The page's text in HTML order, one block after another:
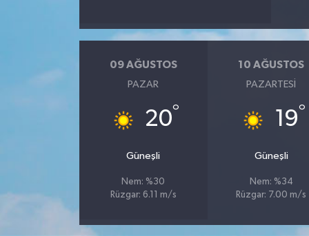
09 AĞUSTOS
PAZAR
20°
Güneşli
Nem: %30
Rüzgar: 6.11 m/s
10 AĞUSTOS
PAZARTESI
19°
Güneşli
Nem: %34
Rüzgar: 7.00 m/s